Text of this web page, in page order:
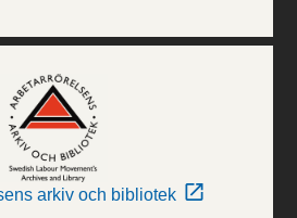
arkiv och bibliotek